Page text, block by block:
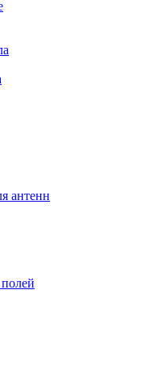
антенн